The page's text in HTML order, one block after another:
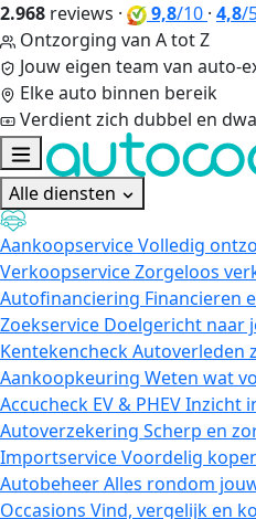
2.968 reviews · 9,8/10 · 4,8/
Ontzorging van A tot Z
Jouw eigen team van auto-
Elke auto binnen bereik
Verdient zich dubbel en
Alle diensten
AankoopserviceVolledig
VerkoopserviceZorgeloos
Autofinanciering Financieren
Zoekservice Doelgericht naar
KentekencheckAutoverleden
Aankoopkeuring Weten wat
Accucheck EV & PHEVInzicht
Autoverzekering Scherp en
ImportserviceVoordelig
AutobeheerAlles rondom
Occasions Vind, vergelijk en